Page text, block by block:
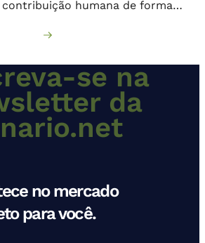
contribuição humana de forma
se na
da
no mercado
para você.